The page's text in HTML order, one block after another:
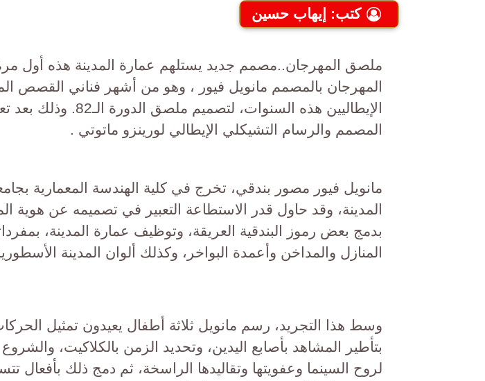
كتب: إيهاب حسين
ملصق المهرجان..مصمم جديد يستلهم عمارة المدينة هذه أول مرة
المهرجان بالمصمم مانويل فيور ، وهو من أشهر فناني القصص
الإيطاليين هذه السنوات،
المصمم والرسام التشيكلي الإيطالي لورينزو ماتوتي .
مانويل فيور مصور بندقي، تخرج في كلية الهندسة المعمارية
المدينة، وقد حاول قدر الاستطاعة التعبير في تصميمه عن هوية
بدمج بعض رموز البندقية العريقة، وتوظيف عمارة المدينة،
المنازل والمداخن وأعمدة البواخر، وكذلك ألوان المدينة
وسط هذا التجريد، رسم مانويل ثلاثة أطفال يعيدون تمثيل الحركات
بتأطير المشاهد بأصابع اليدين، وتحديد الزمن بالكلاكيت،
لروح السينما وعفويتها وتقاليدها الراسخة، ثم دمج ذلك بأفعال